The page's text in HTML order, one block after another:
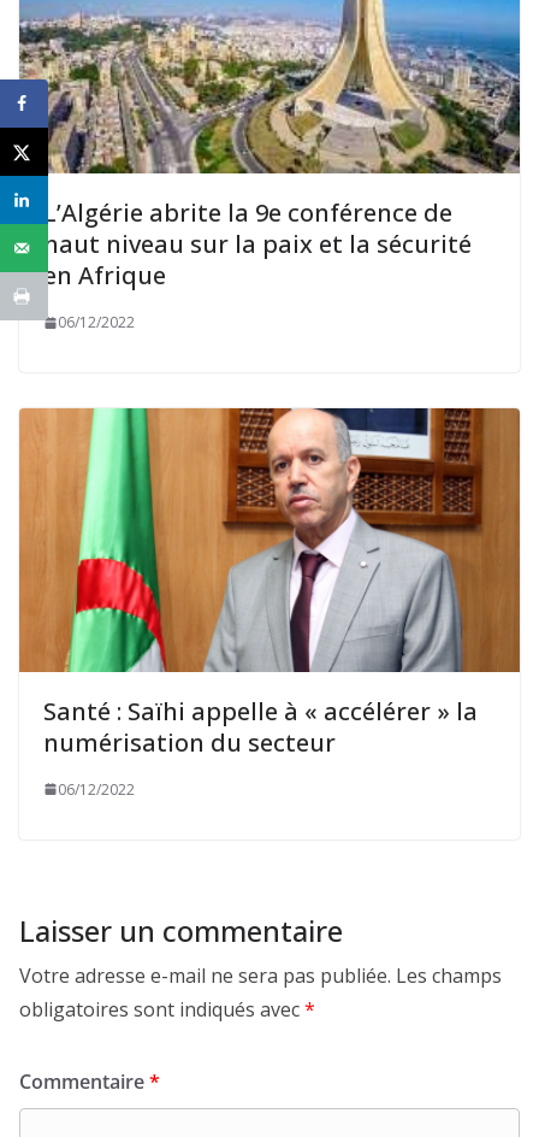
L’Algérie abrite la 9e conférence de
haut niveau sur la paix et la sécurité
en Afrique
06/12/2022
Santé : Saïhi appelle à « accélérer » la
numérisation du secteur
06/12/2022
Laisser un commentaire
Votre adresse e-mail ne sera pas publiée. Les champs
obligatoires sont indiqués avec*
Commentaire*